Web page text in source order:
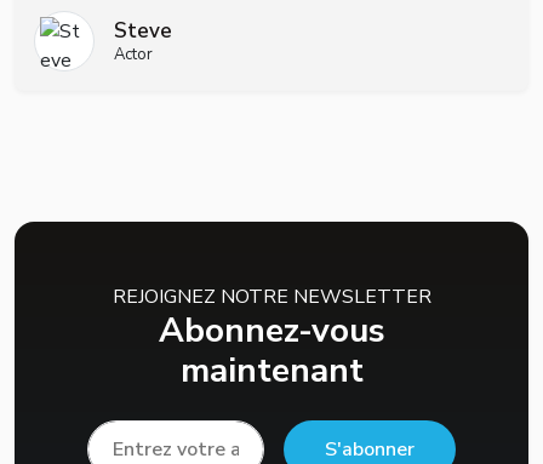
Steve
Actor
REJOIGNEZ NOTRE NEWSLETTER
Abonnez-vous
maintenant
S'abonner